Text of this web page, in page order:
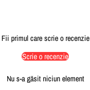
Fii primul care scrie o recenzie
Scrie o recenzie
Nu s-a găsit niciun element